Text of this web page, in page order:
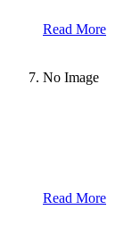
Read More
No Image
Read More